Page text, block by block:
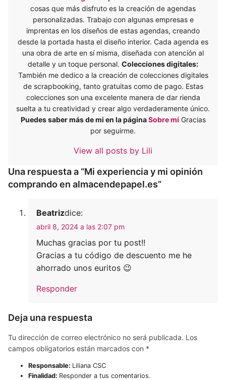
cosas que más disfruto es la creación de agendas
personalizadas. Trabajo con algunas empresas e
imprentas en los diseños de estas agendas, creando
desde la portada hasta el diseño interior. Cada agenda es
una obra de arte en sí misma, diseñada con atención al
detalle y un toque personal. Colecciones digitales:
También me dedico a la creación de colecciones digitales
de scrapbooking, tanto gratuitas como de pago. Estas
colecciones son una excelente manera de dar rienda
suelta a tu creatividad y crear algo verdaderamente único.
Puedes saber más de mi en la páginaSobre míGracias
por seguirme.
View all posts by Lili
Una respuesta a “Mi experiencia y mi opinión
comprando en almacendepapel.es”
Beatrizdice:
abril 8, 2024 a las 2:07 pm
Muchas gracias por tu post!!
Gracias a tu código de descuento me he
ahorrado unos euritos 😉
Responder
Deja una respuesta
Tu dirección de correo electrónico no será publicada. Los
campos obligatorios están marcados con *
Responsable: Liliana CSC
Finalidad: Responder a tus comentarios.